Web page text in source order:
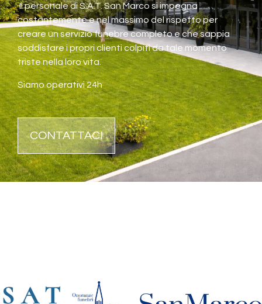
Il personale di S.A.T. San Marco si impegna
costantemente e nel massimo del rispetto per
creare un servizio funebre completo e che sappia
soddisfare i propri clienti colpiti da tale momento
triste nella loro vita.
Siamo operativi 24h
CONTATTACI